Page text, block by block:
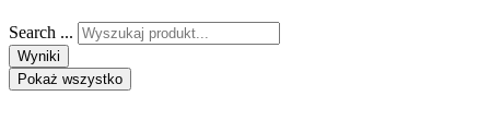
Search ...
Wyniki
Pokaż wszystko